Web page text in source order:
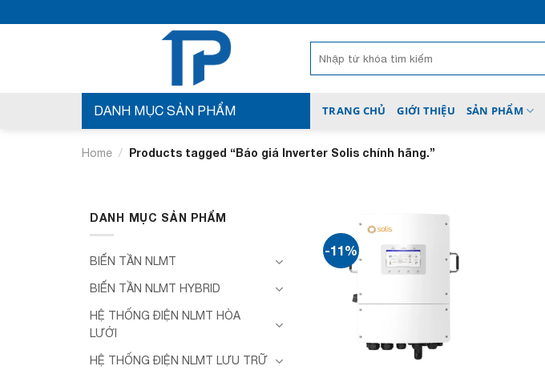
qua
for:
DANH MỤC SẢN PHẨM TRANG CHỦ GIỚI THIỆU SẢN PHẨM
Home / Products tagged “Báo giá Inverter Solis chính hãng.”
DANH MỤC SẢN PHẨM
BIẾN TẦN NLMT
BIẾN TẦN NLMT HYBRID
HỆ THỐNG ĐIỆN NLMT HÒA
LƯỚI
HỆ THỐNG ĐIỆN NLMT LƯU TRỮ
-11%
wishlist